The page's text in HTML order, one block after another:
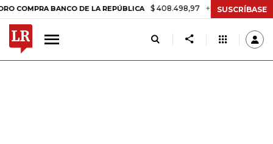
BANCO DE LA REPÚBLICA $ 408.498,97 +$ 8.753,81 +2,19%
SUSCRÍBASE